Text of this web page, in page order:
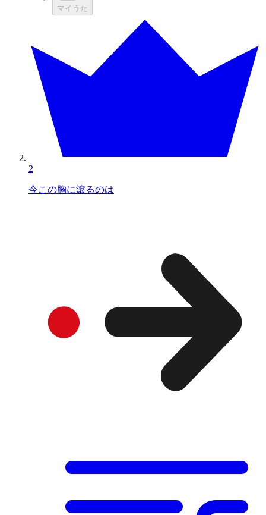
マイうた
2
今この胸に滾るのは